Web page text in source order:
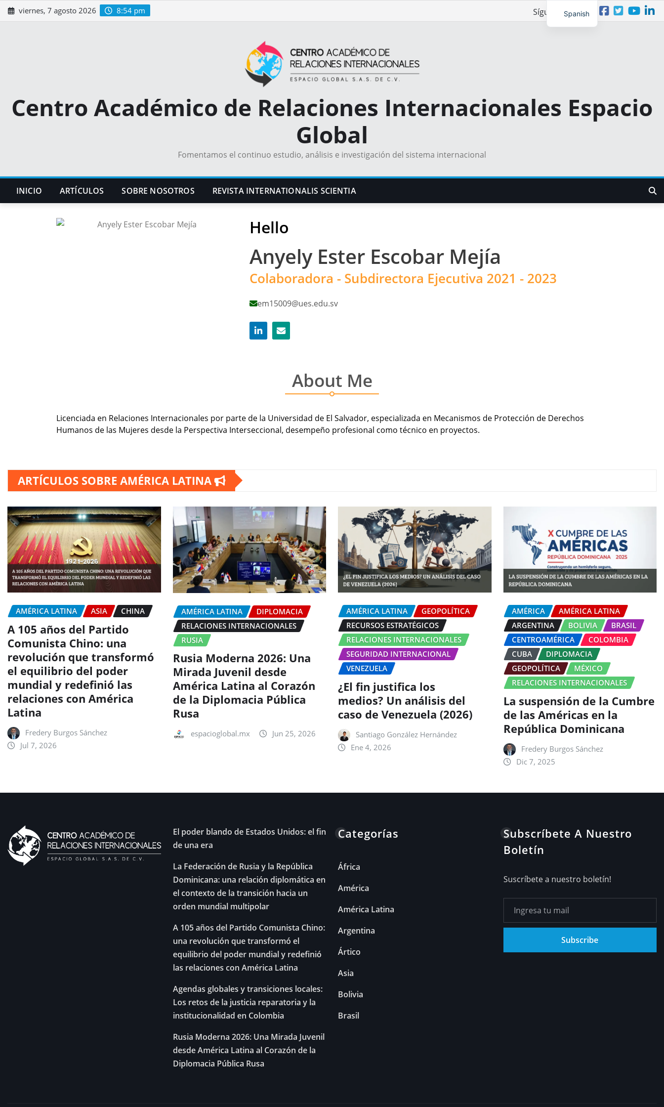
Saltar
al
viernes, 7 agosto 2026 8:54 pm Síguenos
Centro Académico de Relaciones Internacionales Espacio
Global
Fomentamos el continuo estudio, análisis e investigación del sistema internacional
INICIO ARTÍCULOS SOBRE NOSOTROS REVISTA INTERNATIONALIS SCIENTIA
Hello
Anyely Ester Escobar Mejía
Colaboradora - Subdirectora Ejecutiva 2021 - 2023
em15009@ues.edu.sv
About Me
Licenciada en Relaciones Internacionales por parte de la Universidad de El Salvador, especializada en Mecanismos de Protección de Derechos
Humanos de las Mujeres desde la Perspectiva Interseccional, desempeño profesional como técnico en proyectos.
ARTÍCULOS SOBRE AMÉRICA LATINA
AMÉRICA LATINA ASIA CHINA
A 105 años del Partido
Comunista Chino: una
revolución que transformó
el equilibrio del poder
mundial y redefinió las
relaciones con América
Latina
Fredery Burgos Sánchez
Jul 7, 2026
AMÉRICA LATINA
DIPLOMACIA
RELACIONES INTERNACIONALES
RUSIA
Rusia Moderna 2026: Una
Mirada Juvenil desde
América Latina al Corazón
de la Diplomacia Pública
Rusa
espacioglobal.mx Jun 25, 2026
AMÉRICA LATINA
GEOPOLÍTICA
RECURSOS ESTRATÉGICOS
RELACIONES INTERNACIONALES
SEGURIDAD INTERNACIONAL
VENEZUELA
¿El fin justifica los
medios? Un análisis del
caso de Venezuela (2026)
Santiago González Hernández
Ene 4, 2026
AMÉRICA
AMÉRICA LATINA
ARGENTINA
BOLIVIA
BRASIL
CENTROAMÉRICA
COLOMBIA
CUBA
DIPLOMACIA
GEOPOLÍTICA
MÉXICO
RELACIONES INTERNACIONALES
La suspensión de la Cumbre
de las Américas en la
República Dominicana
Fredery Burgos Sánchez
Dic 7, 2025
El poder blando de Estados Unidos: el fin
de una era
La Federación de Rusia y la República
Dominicana: una relación diplomática en
el contexto de la transición hacia un
orden mundial multipolar
A 105 años del Partido Comunista Chino:
una revolución que transformó el
equilibrio del poder mundial y redefinió
las relaciones con América Latina
Agendas globales y transiciones locales:
Los retos de la justicia reparatoria y la
institucionalidad en Colombia
Rusia Moderna 2026: Una Mirada Juvenil
desde América Latina al Corazón de la
Diplomacia Pública Rusa
Categorías
África
América
América Latina
Argentina
Ártico
Asia
Bolivia
Brasil
Subscríbete A Nuestro
Boletín
Suscríbete a nuestro boletín!
Subscribe
Spanish